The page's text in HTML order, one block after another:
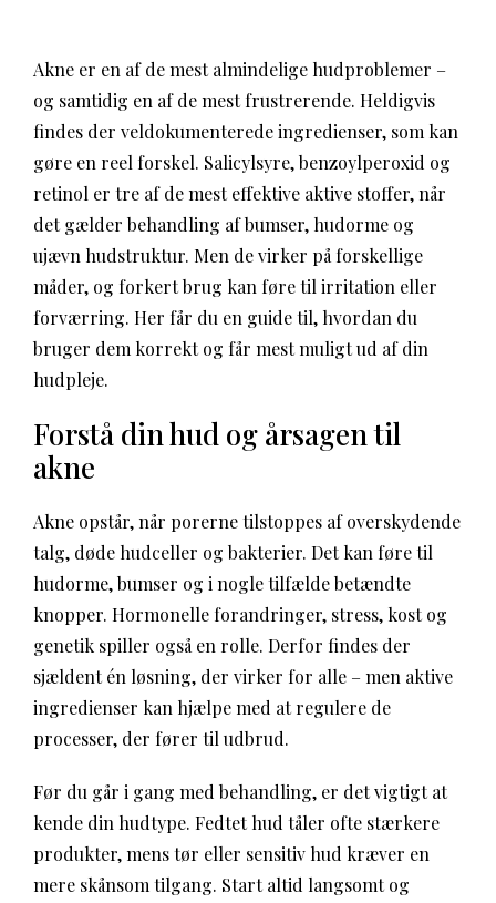
Akne er en af de mest almindelige hudproblemer –
og samtidig en af de mest frustrerende. Heldigvis
findes der veldokumenterede ingredienser, som kan
gøre en reel forskel. Salicylsyre, benzoylperoxid og
retinol er tre af de mest effektive aktive stoffer, når
det gælder behandling af bumser, hudorme og
ujævn hudstruktur. Men de virker på forskellige
måder, og forkert brug kan føre til irritation eller
forværring. Her får du en guide til, hvordan du
bruger dem korrekt og får mest muligt ud af din
hudpleje.
Forstå din hud og årsagen til
akne
Akne opstår, når porerne tilstoppes af overskydende
talg, døde hudceller og bakterier. Det kan føre til
hudorme, bumser og i nogle tilfælde betændte
knopper. Hormonelle forandringer, stress, kost og
genetik spiller også en rolle. Derfor findes der
sjældent én løsning, der virker for alle – men aktive
ingredienser kan hjælpe med at regulere de
processer, der fører til udbrud.
Før du går i gang med behandling, er det vigtigt at
kende din hudtype. Fedtet hud tåler ofte stærkere
produkter, mens tør eller sensitiv hud kræver en
mere skånsom tilgang. Start altid langsomt og